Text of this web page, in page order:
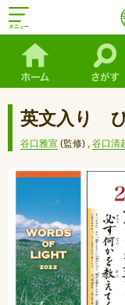
英文入り
谷口雅宣 (監修) , 谷口清